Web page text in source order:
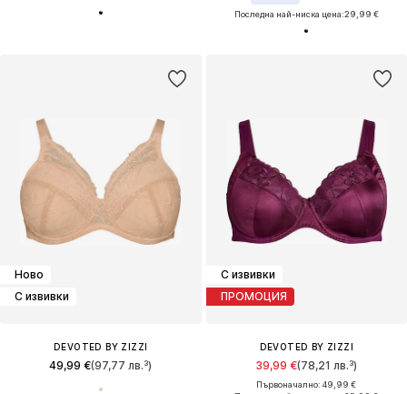
Последна най-ниска цена:29,99 €
Ново
С извивки
DEVOTED BY ZIZZI
49,99 €(97,77 лв.³)
С извивки
ПРОМОЦИЯ
DEVOTED BY ZIZZI
39,99 €(78,21 лв.³)
Първоначално: 49,99 €